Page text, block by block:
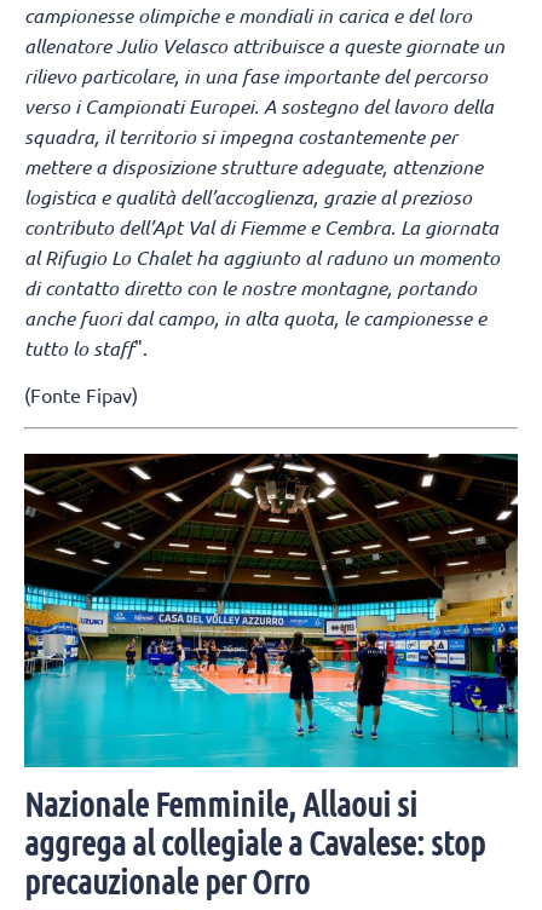
campionesse olimpiche e mondiali in carica e del loro
allenatore Julio Velasco attribuisce a queste giornate un
rilievo particolare, in una fase importante del percorso
verso i Campionati Europei. A sostegno del lavoro della
squadra, il territorio si impegna costantemente per
mettere a disposizione strutture adeguate, attenzione
logistica e qualità dell’accoglienza, grazie al prezioso
contributo dell’Apt Val di Fiemme e Cembra. La giornata
al Rifugio Lo Chalet ha aggiunto al raduno un momento
di contatto diretto con le nostre montagne, portando
anche fuori dal campo, in alta quota, le campionesse e
tutto lo staff".
(Fonte Fipav)
Nazionale Femminile, Allaoui si
aggrega al collegiale a Cavalese: stop
precauzionale per Orro